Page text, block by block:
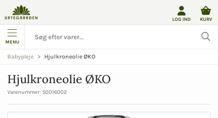
LOG IND KURV
MENU
Babypleje Hjulkroneolie ØKO
Hjulkroneolie ØKO
Varenummer: 50016002